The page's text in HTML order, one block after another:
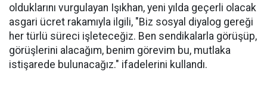
olduklarını vurgulayan Işıkhan, yeni yılda geçerli olacak
asgari ücret rakamıyla ilgili, "Biz sosyal diyalog gereği
her türlü süreci işleteceğiz. Ben sendikalarla görüşüp,
görüşlerini alacağım, benim görevim bu, mutlaka
istişarede bulunacağız." ifadelerini kullandı.